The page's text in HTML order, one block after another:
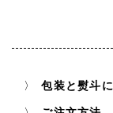
包装と熨斗